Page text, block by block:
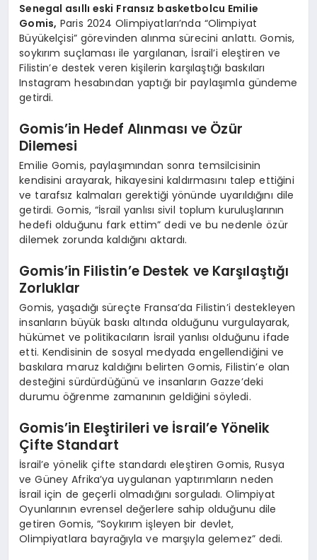
Senegal asıllı eski Fransız basketbolcu Emilie
Gomis, Paris 2024 Olimpiyatları’nda “Olimpiyat
Büyükelçisi” görevinden alınma sürecini anlattı. Gomis,
soykırım suçlaması ile yargılanan, İsrail’i eleştiren ve
Filistin’e destek veren kişilerin karşılaştığı baskıları
Instagram hesabından yaptığı bir paylaşımla gündeme
getirdi.
Gomis’in Hedef Alınması ve Özür
Dilemesi
Emilie Gomis, paylaşımından sonra temsilcisinin
kendisini arayarak, hikayesini kaldırmasını talep ettiğini
ve tarafsız kalmaları gerektiği yönünde uyarıldığını dile
getirdi. Gomis, “İsrail yanlısı sivil toplum kuruluşlarının
hedefi olduğunu fark ettim” dedi ve bu nedenle özür
dilemek zorunda kaldığını aktardı.
Gomis’in Filistin’e Destek ve Karşılaştığı
Zorluklar
Gomis, yaşadığı süreçte Fransa’da Filistin’i destekleyen
insanların büyük baskı altında olduğunu vurgulayarak,
hükümet ve politikacıların İsrail yanlısı olduğunu ifade
etti. Kendisinin de sosyal medyada engellendiğini ve
baskılara maruz kaldığını belirten Gomis, Filistin’e olan
desteğini sürdürdüğünü ve insanların Gazze’deki
durumu öğrenme zamanının geldiğini söyledi.
Gomis’in Eleştirileri ve İsrail’e Yönelik
Çifte Standart
İsrail’e yönelik çifte standardı eleştiren Gomis, Rusya
ve Güney Afrika’ya uygulanan yaptırımların neden
İsrail için de geçerli olmadığını sorguladı. Olimpiyat
Oyunlarının evrensel değerlere sahip olduğunu dile
getiren Gomis, “Soykırım işleyen bir devlet,
Olimpiyatlara bayrağıyla ve marşıyla gelemez” dedi.